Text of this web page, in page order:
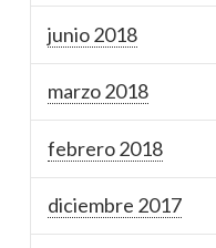
junio 2018
marzo 2018
febrero 2018
diciembre 2017